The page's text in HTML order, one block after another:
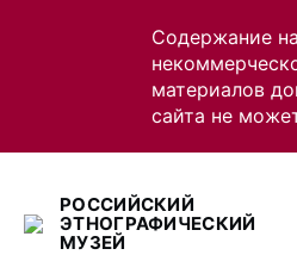
Содержание
материалов
сайта не
РОССИЙСКИЙ
ЭТНОГРАФИЧЕСКИЙ
МУЗЕЙ